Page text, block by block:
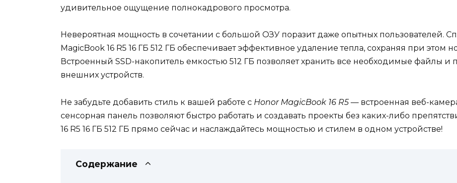
удивительное ощущение полнокадрового просмотра.
Невероятная мощность в сочетании с большой ОЗУ поразит даже опытных пользователей.
MagicBook 16 R5 16 ГБ 512 ГБ обеспечивает эффективное удаление тепла, сохраняя при этом
Встроенный SSD-накопитель емкостью 512 ГБ позволяет хранить все необходимые файлы
внешних устройств.
Не забудьте добавить стиль к вашей работе с Honor MagicBook 16 R5— встроенная веб-
сенсорная панель позволяют быстро работать и создавать проекты без каких-либо
16 R5 16 ГБ 512 ГБ прямо сейчас и наслаждайтесь мощностью и стилем в одном устройстве!
Содержание